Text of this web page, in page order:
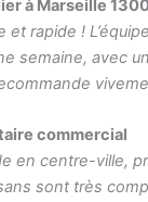
à Marseille
et rapide !
semaine, avec
commercial
en centre-ville,
sont très